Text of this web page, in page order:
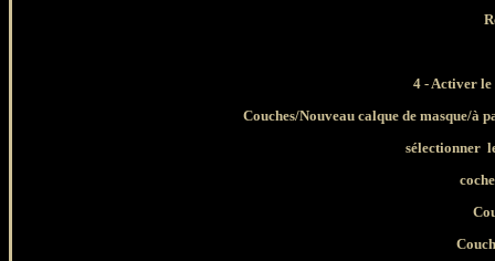
4 - Activer le
Couches/Nouveau calque de masque/
sélectionner